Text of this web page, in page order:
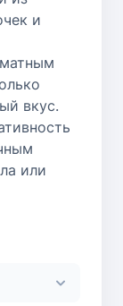
и
вкус.
или